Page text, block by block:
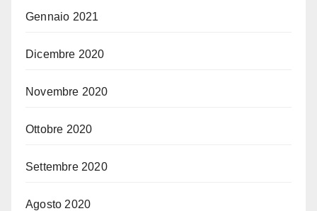
Gennaio 2021
Dicembre 2020
Novembre 2020
Ottobre 2020
Settembre 2020
Agosto 2020